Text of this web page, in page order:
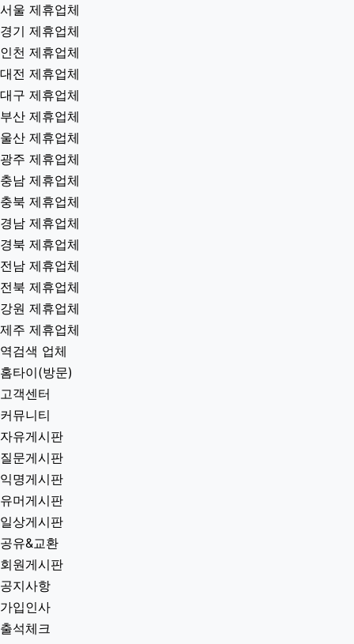
서울 제휴업체
경기 제휴업체
인천 제휴업체
대전 제휴업체
대구 제휴업체
부산 제휴업체
울산 제휴업체
광주 제휴업체
충남 제휴업체
충북 제휴업체
경남 제휴업체
경북 제휴업체
전남 제휴업체
전북 제휴업체
강원 제휴업체
제주 제휴업체
역검색 업체
홈타이(방문)
고객센터
커뮤니티
자유게시판
질문게시판
익명게시판
유머게시판
일상게시판
공유&교환
회원게시판
공지사항
가입인사
출석체크